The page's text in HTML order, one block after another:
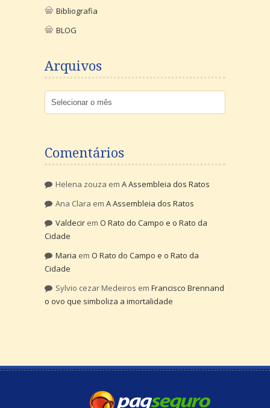
Bibliografia
BLOG
Arquivos
Comentários
Helena zouza em A Assembleia dos Ratos
Ana Clara em A Assembleia dos Ratos
Valdecir em O Rato do Campo e o Rato da
Cidade
Maria em O Rato do Campo e o Rato da
Cidade
Sylvio cezar Medeiros em Francisco Brennand
o ovo que simboliza a imortalidade